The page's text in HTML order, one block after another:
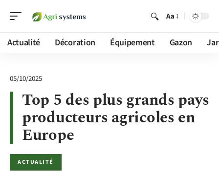
Aa
Actualité Décoration Équipement Gazon
05/10/2025
Top 5 des plus grands pays
producteurs agricoles en
Europe
ACTUALITÉ